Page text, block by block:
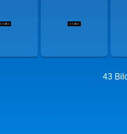
43